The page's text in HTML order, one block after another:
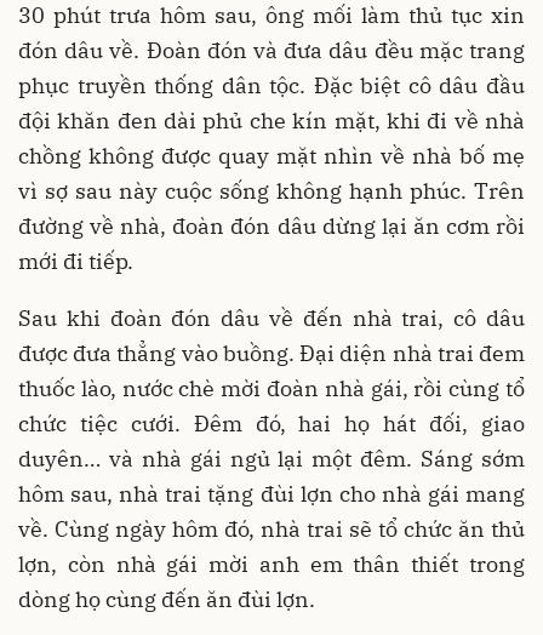
30 phút trưa hôm sau, ông mối làm thủ tục xin
đón dâu về. Đoàn đón và đưa dâu đều mặc trang
phục truyền thống dân tộc. Đặc biệt cô dâu đầu
đội khăn đen dài phủ che kín mặt, khi đi về nhà
chồng không được quay mặt nhìn về nhà bố mẹ
vì sợ sau này cuộc sống không hạnh phúc. Trên
đường về nhà, đoàn đón dâu dừng lại ăn cơm rồi
mới đi tiếp.
Sau khi đoàn đón dâu về đến nhà trai, cô dâu
được đưa thẳng vào buồng. Đại diện nhà trai đem
thuốc lào, nước chè mời đoàn nhà gái, rồi cùng tổ
chức tiệc cưới. Đêm đó, hai họ hát đối, giao
duyên… và nhà gái ngủ lại một đêm. Sáng sớm
hôm sau, nhà trai tặng đùi lợn cho nhà gái mang
về. Cùng ngày hôm đó, nhà trai sẽ tổ chức ăn thủ
lợn, còn nhà gái mời anh em thân thiết trong
dòng họ cùng đến ăn đùi lợn.